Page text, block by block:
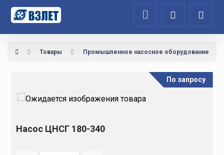
Товары Промышленное насосное оборудование
Насос ЦНСГ 180-340
По запросу